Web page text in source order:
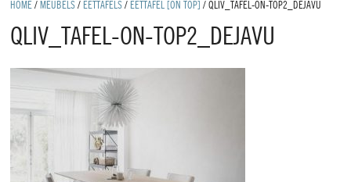
HOME / MEUBELS / EETTAFELS / EETTAFEL [ON TOP] /QLIV_TAFEL-ON-TOP2_DEJAVU
QLIV_TAFEL-ON-TOP2_DEJAVU